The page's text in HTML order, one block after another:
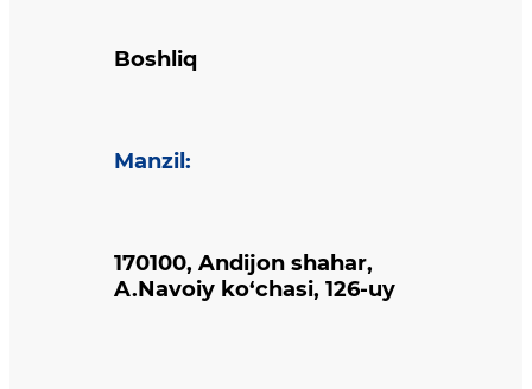
Boshliq
Manzil :
170100, Andijon shahar,
A.Navoiy ko‘chasi, 126-uy